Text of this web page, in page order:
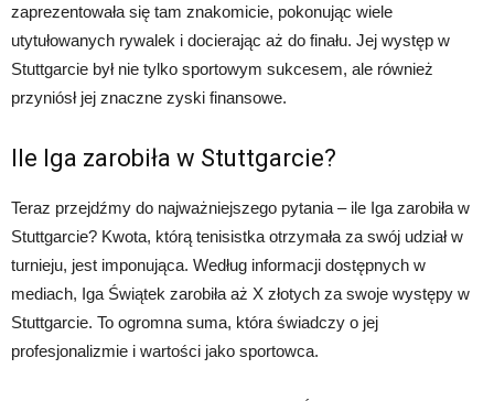
zaprezentowała się tam znakomicie, pokonując wiele
utytułowanych rywalek i docierając aż do finału. Jej występ w
Stuttgarcie był nie tylko sportowym sukcesem, ale również
przyniósł jej znaczne zyski finansowe.
Ile Iga zarobiła w Stuttgarcie?
Teraz przejdźmy do najważniejszego pytania – ile Iga zarobiła w
Stuttgarcie? Kwota, którą tenisistka otrzymała za swój udział w
turnieju, jest imponująca. Według informacji dostępnych w
mediach, Iga Świątek zarobiła aż X złotych za swoje występy w
Stuttgarcie. To ogromna suma, która świadczy o jej
profesjonalizmie i wartości jako sportowca.